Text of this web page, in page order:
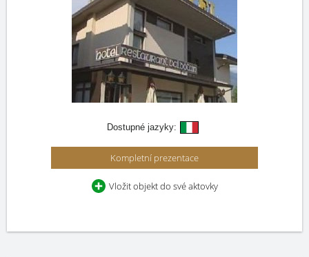
Dostupné jazyky:
Kompletní prezentace
Vložit objekt do své aktovky